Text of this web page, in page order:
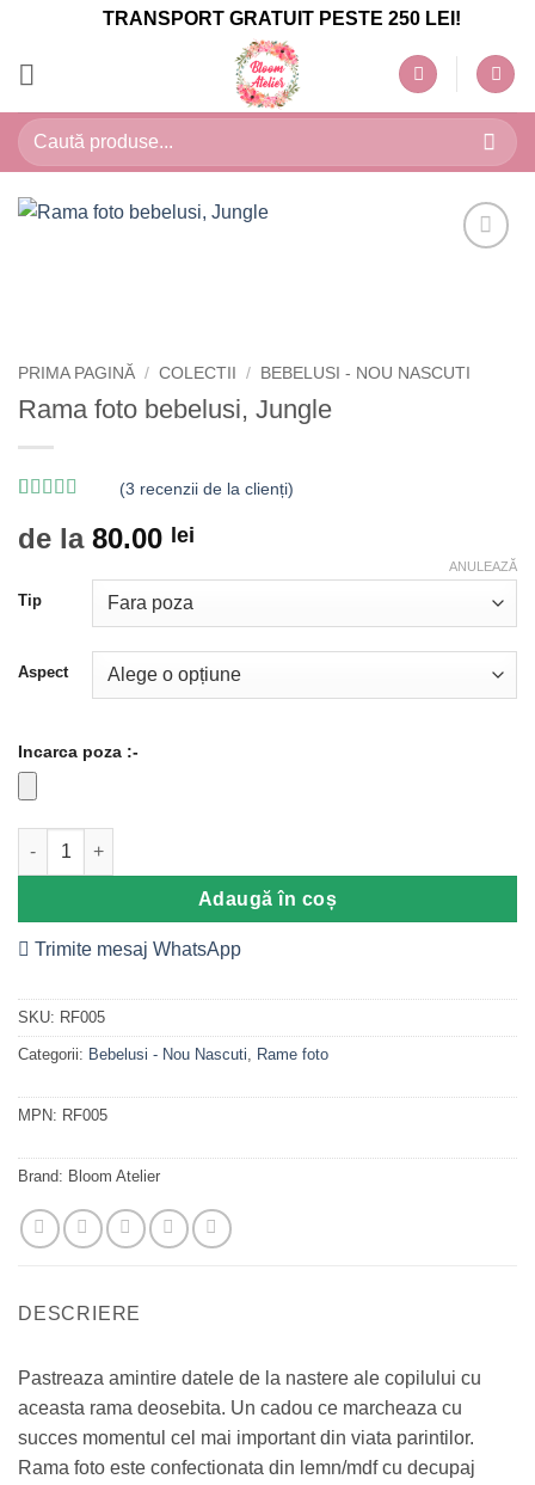
content
TRANSPORT GRATUIT PESTE 250 LEI!
Caută
după:
PRIMA PAGINĂ / COLECTII / BEBELUSI - NOU NASCUTI
Rama foto bebelusi, Jungle
din 5 pe
baza a
la clienți
(3 recenzii de la clienți)
de la 80.00 lei
Tip
Aspect
ANULEAZĂ
Incarca poza :-
Cantitate Rama foto bebelusi, Jungle
Adaugă în coș
Trimite mesaj WhatsApp
SKU: RF005
Categorii: Bebelusi - Nou Nascuti Rame foto
MPN: RF005
Brand: Bloom Atelier
DESCRIERE
Pastreaza amintire datele de la nastere ale copilului cu
aceasta rama deosebita. Un cadou ce marcheaza cu
succes momentul cel mai important din viata parintilor.
Rama foto este confectionata din lemn/mdf cu decupaj